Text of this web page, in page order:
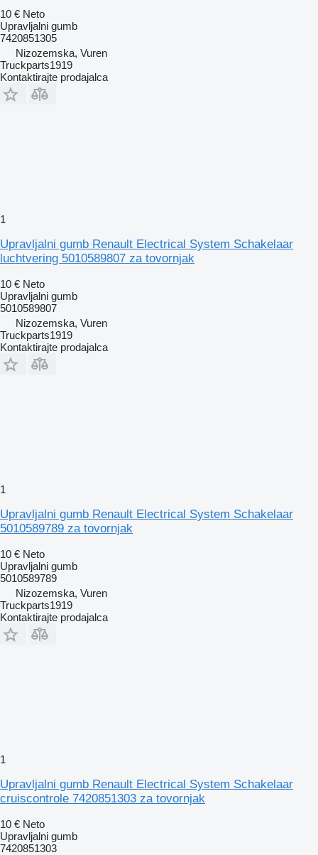
10 € Neto
Upravljalni gumb
7420851305
Nizozemska, Vuren
Truckparts1919
Kontaktirajte prodajalca
1
Upravljalni gumb Renault Electrical System Schakelaar
luchtvering 5010589807 za tovornjak
10 € Neto
Upravljalni gumb
5010589807
Nizozemska, Vuren
Truckparts1919
Kontaktirajte prodajalca
1
Upravljalni gumb Renault Electrical System Schakelaar
5010589789 za tovornjak
10 € Neto
Upravljalni gumb
5010589789
Nizozemska, Vuren
Truckparts1919
Kontaktirajte prodajalca
1
Upravljalni gumb Renault Electrical System Schakelaar
cruiscontrole 7420851303 za tovornjak
10 € Neto
Upravljalni gumb
7420851303